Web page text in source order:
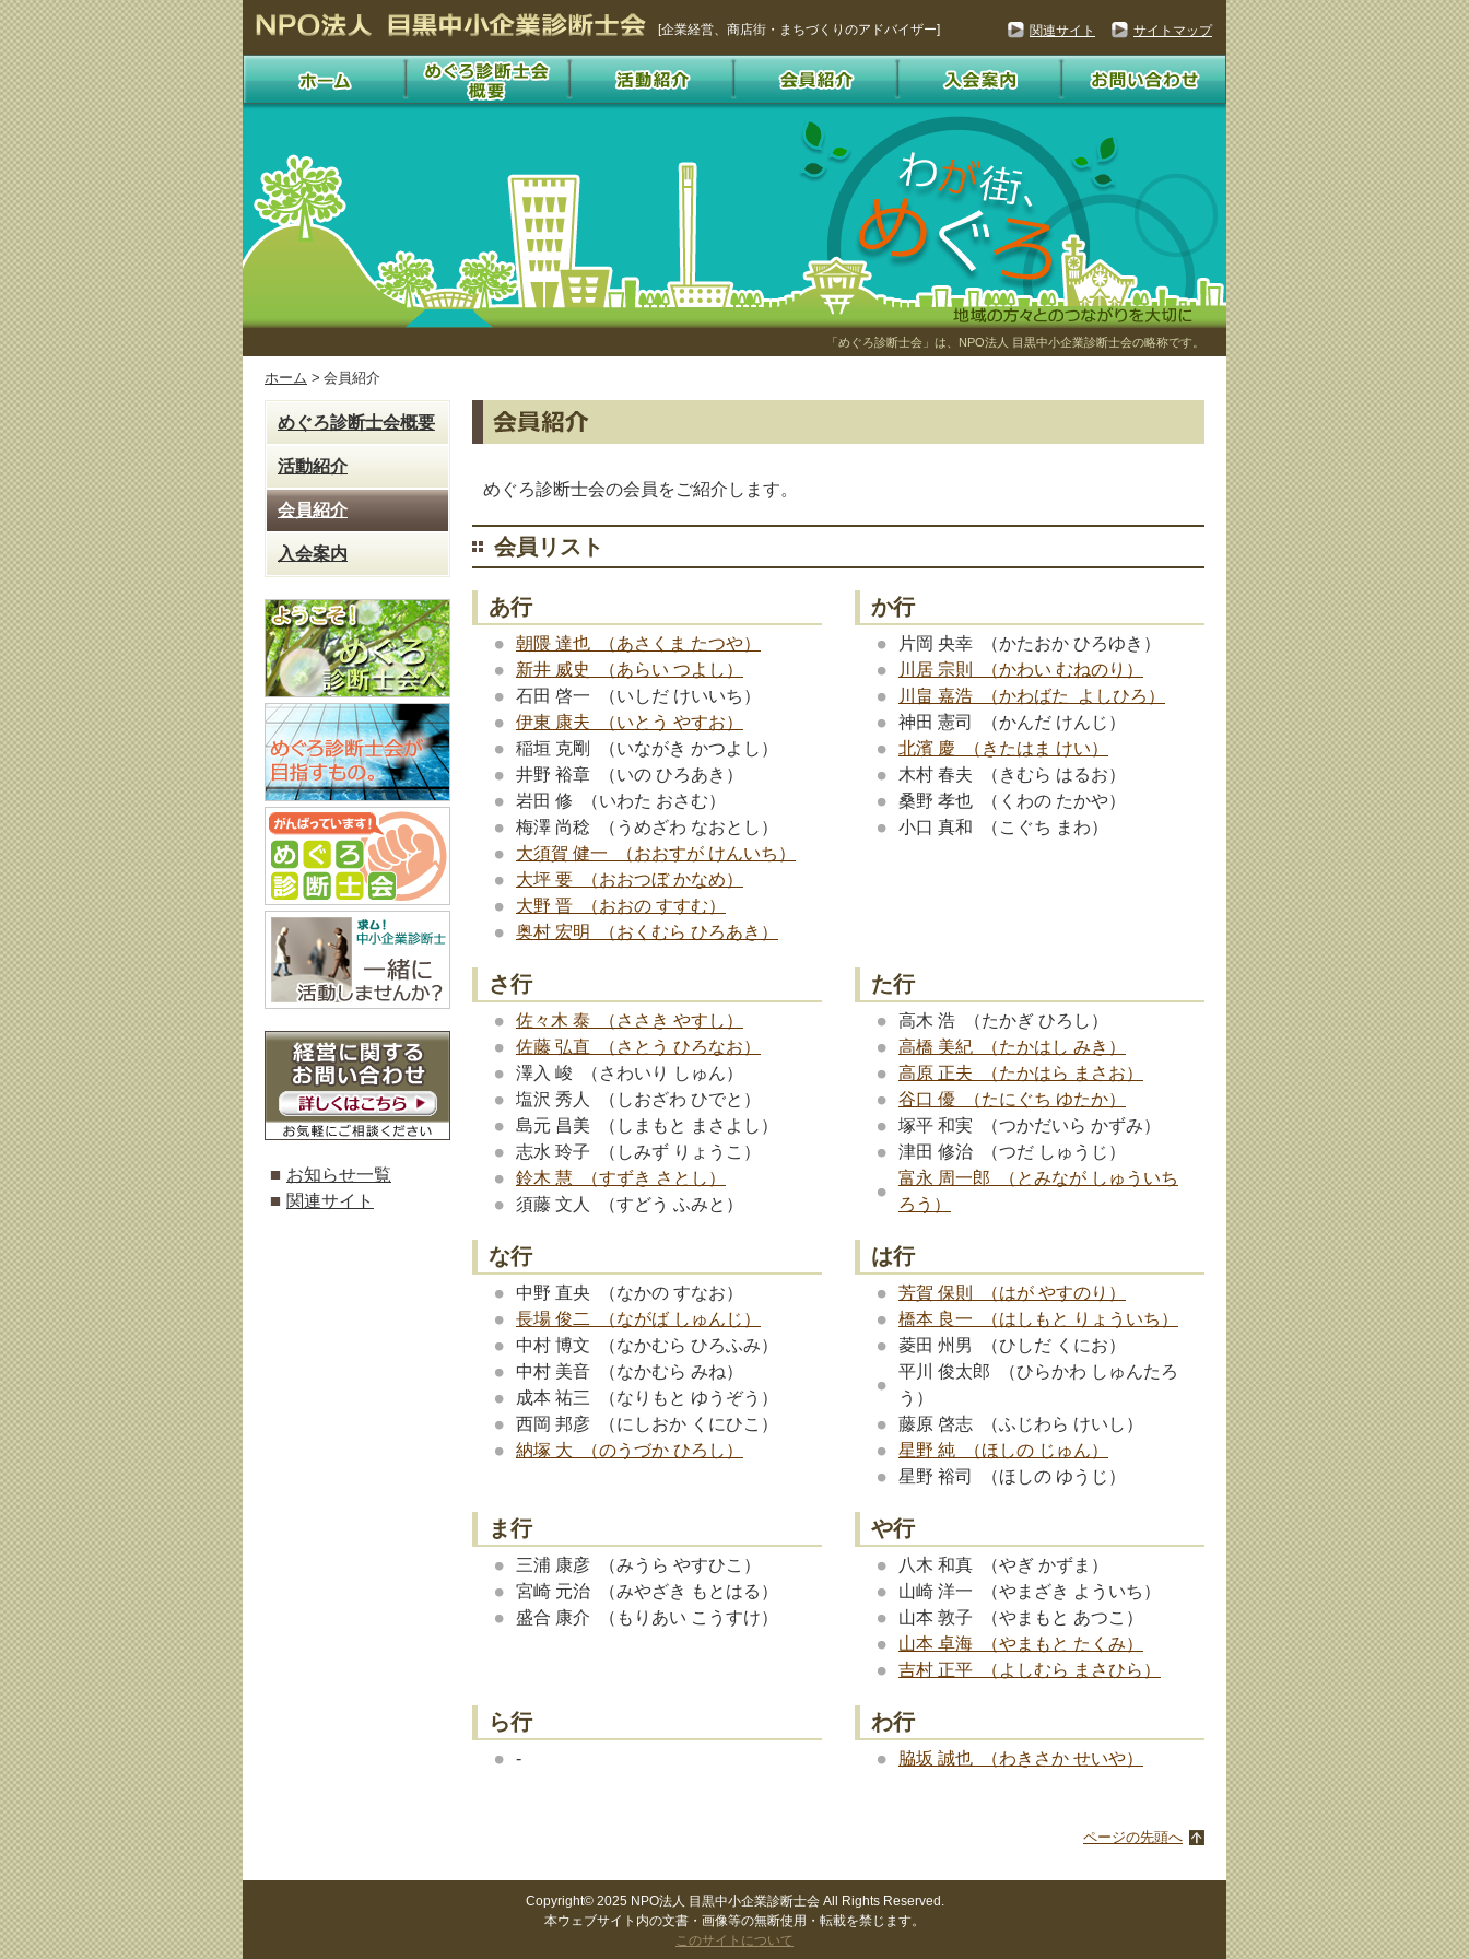
[企業経営、商店街・まちづくりのアドバイザー] 関連サイト サイトマップ
「めぐろ診断士会」は、NPO法人 目黒中小企業診断士会の略称です。
ホーム > 会員紹介
めぐろ診断士会概要
活動紹介
会員紹介
入会案内
お知らせ一覧
関連サイト
めぐろ診断士会の会員をご紹介します。
会員リスト
あ行
朝隈 達也 （あさくま たつや）
新井 威史 （あらい つよし）
石田 啓一 （いしだ けいいち）
伊東 康夫 （いとう やすお）
稲垣 克剛 （いながき かつよし）
井野 裕章 （いの ひろあき）
岩田 修 （いわた おさむ）
梅澤 尚稔 （うめざわ なおとし）
大須賀 健一 （おおすが けんいち）
大坪 要 （おおつぼ かなめ）
大野 晋 （おおの すすむ）
奥村 宏明 （おくむら ひろあき）
か行
片岡 央幸 （かたおか ひろゆき）
川居 宗則 （かわい むねのり）
川畠 嘉浩 （かわばた よしひろ）
神田 憲司 （かんだ けんじ）
北濱 慶 （きたはま けい）
木村 春夫 （きむら はるお）
桑野 孝也 （くわの たかや）
小口 真和 （こぐち まわ）
さ行
佐々木 泰 （ささき やすし）
佐藤 弘直 （さとう ひろなお）
澤入 峻 （さわいり しゅん）
塩沢 秀人 （しおざわ ひでと）
島元 昌美 （しまもと まさよし）
志水 玲子 （しみず りょうこ）
鈴木 慧 （すずき さとし）
須藤 文人 （すどう ふみと）
た行
高木 浩 （たかぎ ひろし）
高橋 美紀 （たかはし みき）
高原 正夫 （たかはら まさお）
谷口 優 （たにぐち ゆたか）
塚平 和実 （つかだいら かずみ）
津田 修治 （つだ しゅうじ）
富永 周一郎 （とみなが しゅういち
ろう）
な行
中野 直央 （なかの すなお）
長場 俊二 （ながば しゅんじ）
中村 博文 （なかむら ひろふみ）
中村 美音 （なかむら みね）
成本 祐三 （なりもと ゆうぞう）
西岡 邦彦 （にしおか くにひこ）
納塚 大 （のうづか ひろし）
は行
芳賀 保則 （はが やすのり）
橋本 良一 （はしもと りょういち）
菱田 州男 （ひしだ くにお）
平川 俊太郎 （ひらかわ しゅんたろ
う）
藤原 啓志 （ふじわら けいし）
星野 純 （ほしの じゅん）
星野 裕司 （ほしの ゆうじ）
ま行
三浦 康彦 （みうら やすひこ）
宮崎 元治 （みやざき もとはる）
盛合 康介 （もりあい こうすけ）
や行
八木 和真 （やぎ かずま）
山崎 洋一 （やまざき よういち）
山本 敦子 （やまもと あつこ）
山本 卓海 （やまもと たくみ）
吉村 正平 （よしむら まさひら）
ら行
-
わ行
脇坂 誠也 （わきさか せいや）
ページの先頭へ
Copyright© 2025 NPO法人 目黒中小企業診断士会 All Rights Reserved.
本ウェブサイト内の文書・画像等の無断使用・転載を禁じます。
このサイトについて